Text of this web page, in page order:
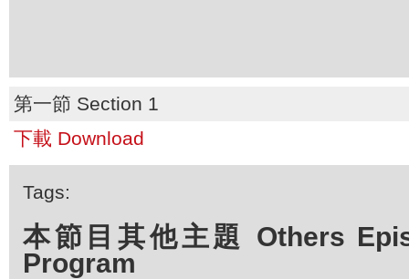
第一節 Section 1
下載 Download
Tags:
本節目其他主題 Others
Program